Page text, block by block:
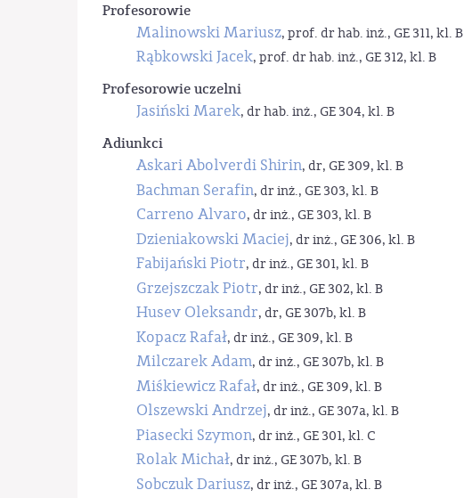
Profesorowie
Malinowski Mariusz, prof. dr hab. inż., GE 311, kl. B
Rąbkowski Jacek, prof. dr hab. inż., GE 312, kl. B
Profesorowie uczelni
Jasiński Marek, dr hab. inż., GE 304, kl. B
Adiunkci
Askari Abolverdi Shirin, dr, GE 309, kl. B
Bachman Serafin, dr inż., GE 303, kl. B
Carreno Alvaro, dr inż., GE 303, kl. B
Dzieniakowski Maciej, dr inż., GE 306, kl. B
Fabijański Piotr, dr inż., GE 301, kl. B
Grzejszczak Piotr, dr inż., GE 302, kl. B
Husev Oleksandr, dr, GE 307b, kl. B
Kopacz Rafał, dr inż., GE 309, kl. B
Milczarek Adam, dr inż., GE 307b, kl. B
Miśkiewicz Rafał, dr inż., GE 309, kl. B
Olszewski Andrzej, dr inż., GE 307a, kl. B
Piasecki Szymon, dr inż., GE 301, kl. C
Rolak Michał, dr inż., GE 307b, kl. B
Sobczuk Dariusz, dr inż., GE 307a, kl. B